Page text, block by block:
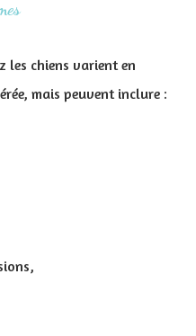
les chiens varient en
mais peuvent inclure :